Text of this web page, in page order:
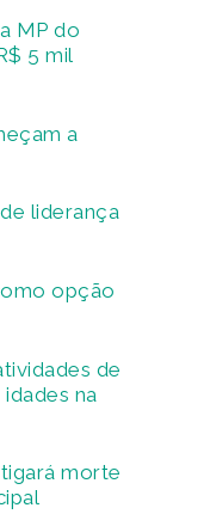
MP do
5 mil
a
liderança
opção
de
na
morte